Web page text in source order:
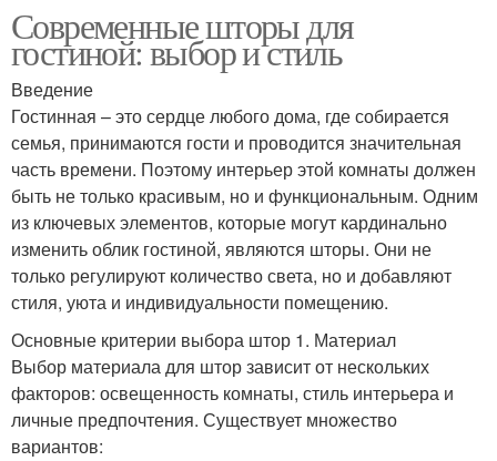
Современные шторы для
гостиной: выбор и стиль
Введение
Гостинная – это сердце любого дома, где собирается
семья, принимаются гости и проводится значительная
часть времени. Поэтому интерьер этой комнаты должен
быть не только красивым, но и функциональным. Одним
из ключевых элементов, которые могут кардинально
изменить облик гостиной, являются шторы. Они не
только регулируют количество света, но и добавляют
стиля, уюта и индивидуальности помещению.
Основные критерии выбора штор 1. Материал
Выбор материала для штор зависит от нескольких
факторов: освещенность комнаты, стиль интерьера и
личные предпочтения. Существует множество
вариантов: